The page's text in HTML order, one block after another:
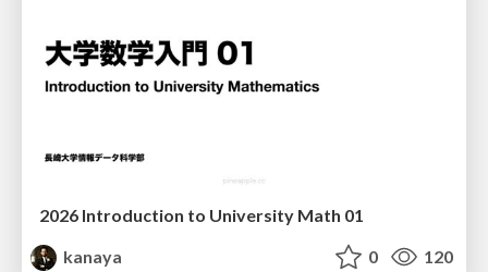
2026 Introduction to University Math 01
kanaya
0 120